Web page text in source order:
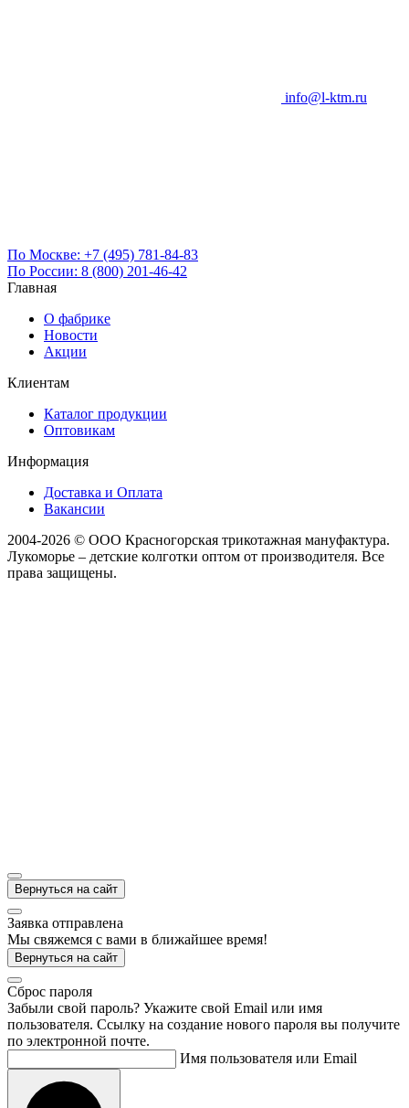
info@l-ktm.ru
По Москве: +7 (495) 781-84-83
По России: 8 (800) 201-46-42
Главная
О фабрике
Новости
Акции
Клиентам
Каталог продукции
Оптовикам
Информация
Доставка и Оплата
Вакансии
2004-2026 © ООО Красногорская трикотажная мануфактура.
Лукоморье – детские колготки оптом от производителя. Все
права защищены.
Вернуться на сайт
Заявка отправлена
Мы свяжемся с вами в ближайшее время!
Вернуться на сайт
Cброс пароля
Забыли свой пароль? Укажите свой Email или имя
пользователя. Ссылку на создание нового пароля вы получите
по электронной почте.
Имя пользователя или Email